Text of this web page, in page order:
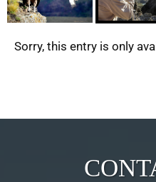
Sorry, this entry is only